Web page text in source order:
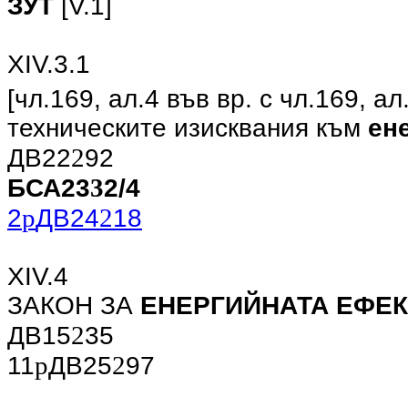
ЗУТ [V.1]
ХIV.3.1
[чл.169, ал.4 във вр. с чл.169,
техническите изисквания към
ДВ22292
БСА2332/4
2pДВ24218
ХIV.4
ЗАКОН ЗА ЕНЕРГИЙНАТА
ДВ15235
11pДВ25297